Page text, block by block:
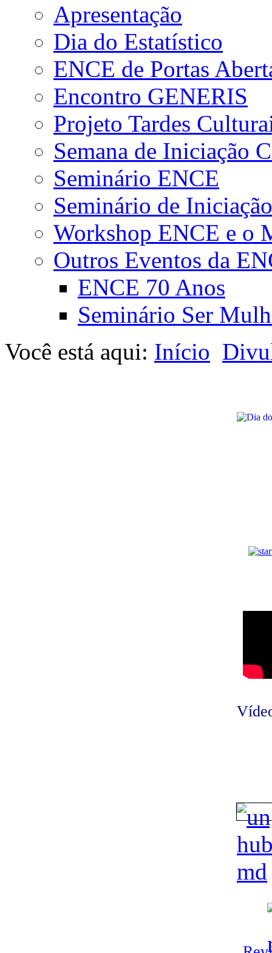
Apresentação
Dia do Estatístico
ENCE de Portas
Encontro GENERIS
Projeto Tardes
Semana de Iniciação
Seminário ENCE
Seminário de
Workshop ENCE e o
Outros Eventos da
ENCE 70 Anos
Seminário Ser
Você está aqui: Início